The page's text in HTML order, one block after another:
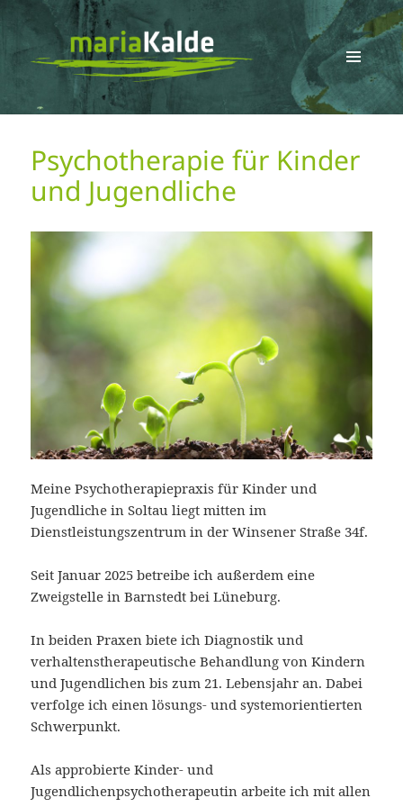
Maria Kalde
MENÜ
UND
WIDGETS
Psychotherapie für Kinder
und Jugendliche
Meine Psychotherapiepraxis für Kinder und
Jugendliche in Soltau liegt mitten im
Dienstleistungszentrum in der Winsener Straße 34f.
Seit Januar 2025 betreibe ich außerdem eine
Zweigstelle in Barnstedt bei Lüneburg.
In beiden Praxen biete ich Diagnostik und
verhaltenstherapeutische Behandlung von Kindern
und Jugendlichen bis zum 21. Lebensjahr an. Dabei
verfolge ich einen lösungs- und systemorientierten
Schwerpunkt.
Als approbierte Kinder- und
Jugendlichenpsychotherapeutin arbeite ich mit allen